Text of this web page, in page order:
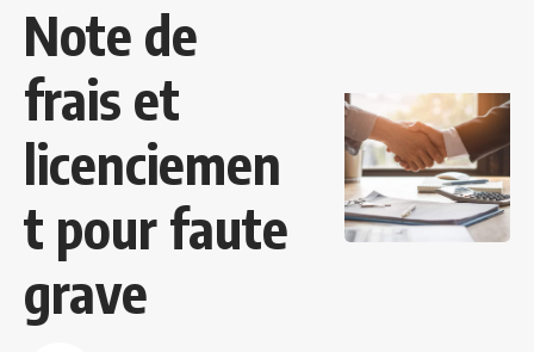
Note de
frais et
licenciemen
t pour faute
grave